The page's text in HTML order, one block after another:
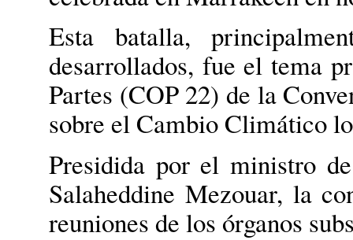
Esta batalla,
desarrollados, fue el tema
Partes (COP 22) de la
sobre el Cambio Climático
Presidida por el ministro
Salaheddine Mezouar, la
reuniones de los órganos